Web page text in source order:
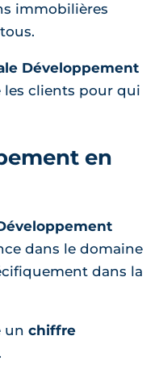
immobilières
Développement
les clients pour qui
en
dans le domaine
dans la
un chiffre